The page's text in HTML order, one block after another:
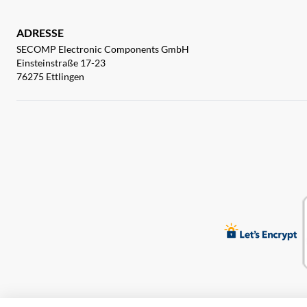
ADRESSE
SECOMP Electronic Components GmbH
Einsteinstraße 17-23
76275 Ettlingen